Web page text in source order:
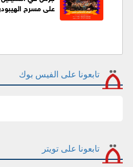
على مسرح
تابعونا على الفيس بوك
تابعونا على تويتر